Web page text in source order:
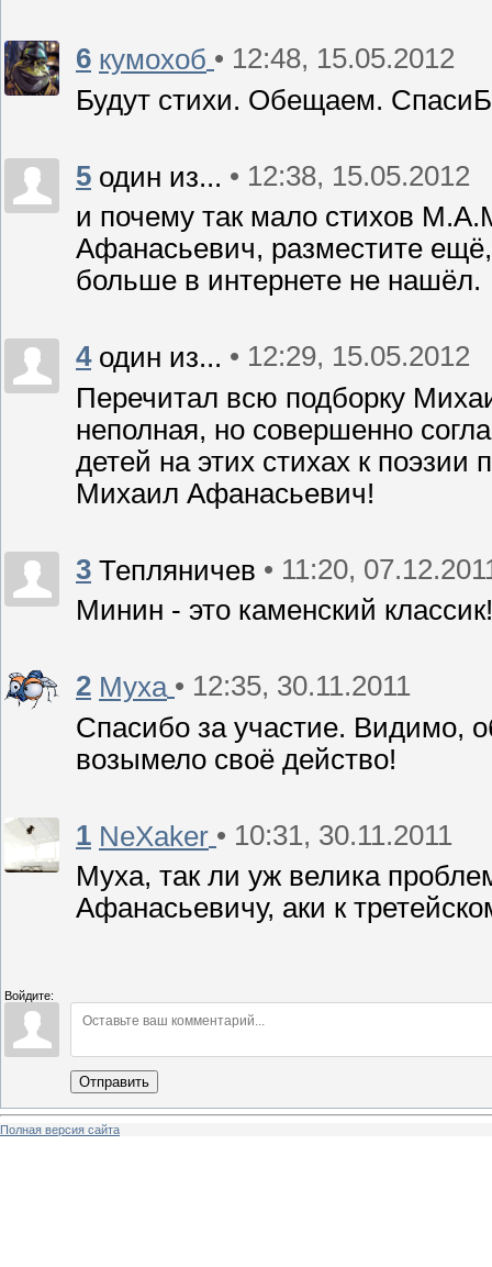
6 кумохоб • 12:48, 15.05.2012
Будут стихи. Обещаем.
5 один из... • 12:38, 15.05.2012
и почему так мало стихов
Афанасьевич, разместите
больше в интернете не нашёл.
4 один из... • 12:29, 15.05.2012
Перечитал всю подборку
неполная, но совершенно
детей на этих стихах к
Михаил Афанасьевич!
3 Тепляничев • 11:20,
Минин - это каменский классик!
2 Муха • 12:35, 30.11.2011
Спасибо за участие. Видимо,
возымело своё действо!
1 NeXaker • 10:31, 30.11.2011
Муха, так ли уж велика
Афанасьевичу, аки к
Войдите:
Отправить
Полная версия сайта